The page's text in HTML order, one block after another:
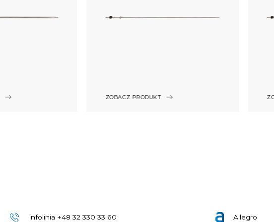
ZOBACZ PRODUKT
infolinia +48 32 330 33 60 Allegro